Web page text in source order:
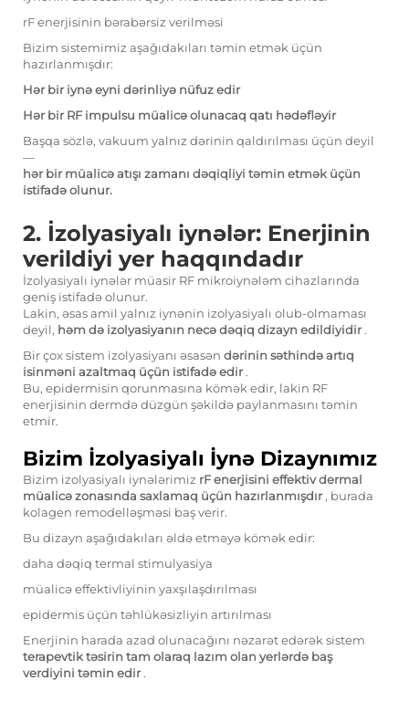
rF enerjisinin bərabərsiz verilməsi
Bizim sistemimiz aşağıdakıları təmin etmək üçün
hazırlanmışdır:
Hər bir iynə eyni dərinliyə nüfuz edir
Hər bir RF impulsu müalicə olunacaq qatı hədəfləyir
Başqa sözlə, vakuum yalnız dərinin qaldırılması üçün deyil
—
hər bir müalicə atışı zamanı dəqiqliyi təmin etmək üçün
istifadə olunur.
2. İzolyasiyalı iynələr: Enerjinin
verildiyi yer haqqındadır
İzolyasiyalı iynələr müasir RF mikroiynələm cihazlarında
geniş istifadə olunur.
Lakin, əsas amil yalnız iynənin izolyasiyalı olub-olmaması
deyil, həm də izolyasiyanın necə dəqiq dizayn edildiyidir.
Bir çox sistem izolyasiyanı əsasən dərinin səthində artıq
isinməni azaltmaq üçün istifadə edir.
Bu, epidermisin qorunmasına kömək edir, lakin RF
enerjisinin dermdə düzgün şəkildə paylanmasını təmin
etmir.
Bizim İzolyasiyalı İynə Dizaynımız
Bizim izolyasiyalı iynələrimiz rF enerjisini effektiv dermal
müalicə zonasında saxlamaq üçün hazırlanmışdır, burada
kolagen remodelləşməsi baş verir.
Bu dizayn aşağıdakıları əldə etməyə kömək edir:
daha dəqiq termal stimulyasiya
müalicə effektivliyinin yaxşılaşdırılması
epidermis üçün təhlükəsizliyin artırılması
Enerjinin harada azad olunacağını nəzarət edərək sistem
terapevtik təsirin tam olaraq lazım olan yerlərdə baş
verdiyini təmin edir.